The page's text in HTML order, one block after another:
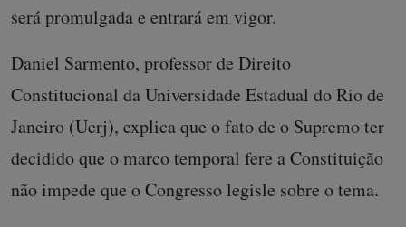
será promulgada e entrará em vigor.
Daniel Sarmento, professor de Direito
Constitucional da Universidade Estadual do Rio de
Janeiro (Uerj), explica que o fato de o Supremo ter
decidido que o marco temporal fere a Constituição
não impede que o Congresso legisle sobre o tema.